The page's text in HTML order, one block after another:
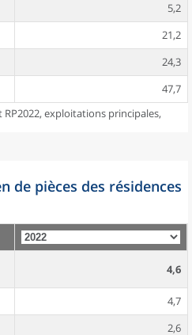
5,2
21,2
24,3
47,7
RP2022, exploitations principales,
de pièces des résidences
4,6
4,7
2,6